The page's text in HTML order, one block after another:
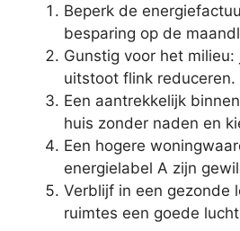
Beperk de
besparing op de
Gunstig voor het
uitstoot flink reduceren.
Een aantrekkelijk
huis zonder naden en
Een hogere
energielabel A zijn
Verblijf in een gezonde
ruimtes een goede